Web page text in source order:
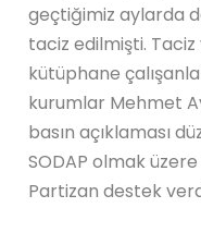
geçtiğimiz aylarda
taciz edilmişti. Taciz
kütüphane
kurumlar Mehmet
basın açıklaması
SODAP olmak üzere
Partizan destek